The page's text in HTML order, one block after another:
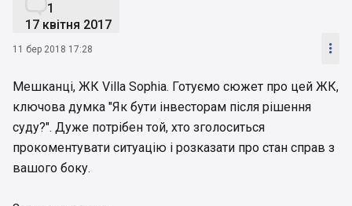
1
17 квітня 2017
11 бер 2018 17:28 
Мешканці, ЖК Villa Sophia. Готуємо сюжет про цей ЖК,
ключова думка "Як бути інвесторам після рішення
суду?". Дуже потрібен той, хто зголоситься
прокоментувати ситуацію і розказати про стан справ з
вашого боку.